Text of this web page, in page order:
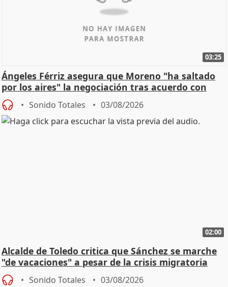
03:25
Ángeles Férriz asegura que Moreno "ha saltado
por los aires" la negociación tras acuerdo con
SMA
Sonido Totales 03/08/2026
02:00
Alcalde de Toledo critica que Sánchez se marche
"de vacaciones" a pesar de la crisis migratoria
Sonido Totales 03/08/2026